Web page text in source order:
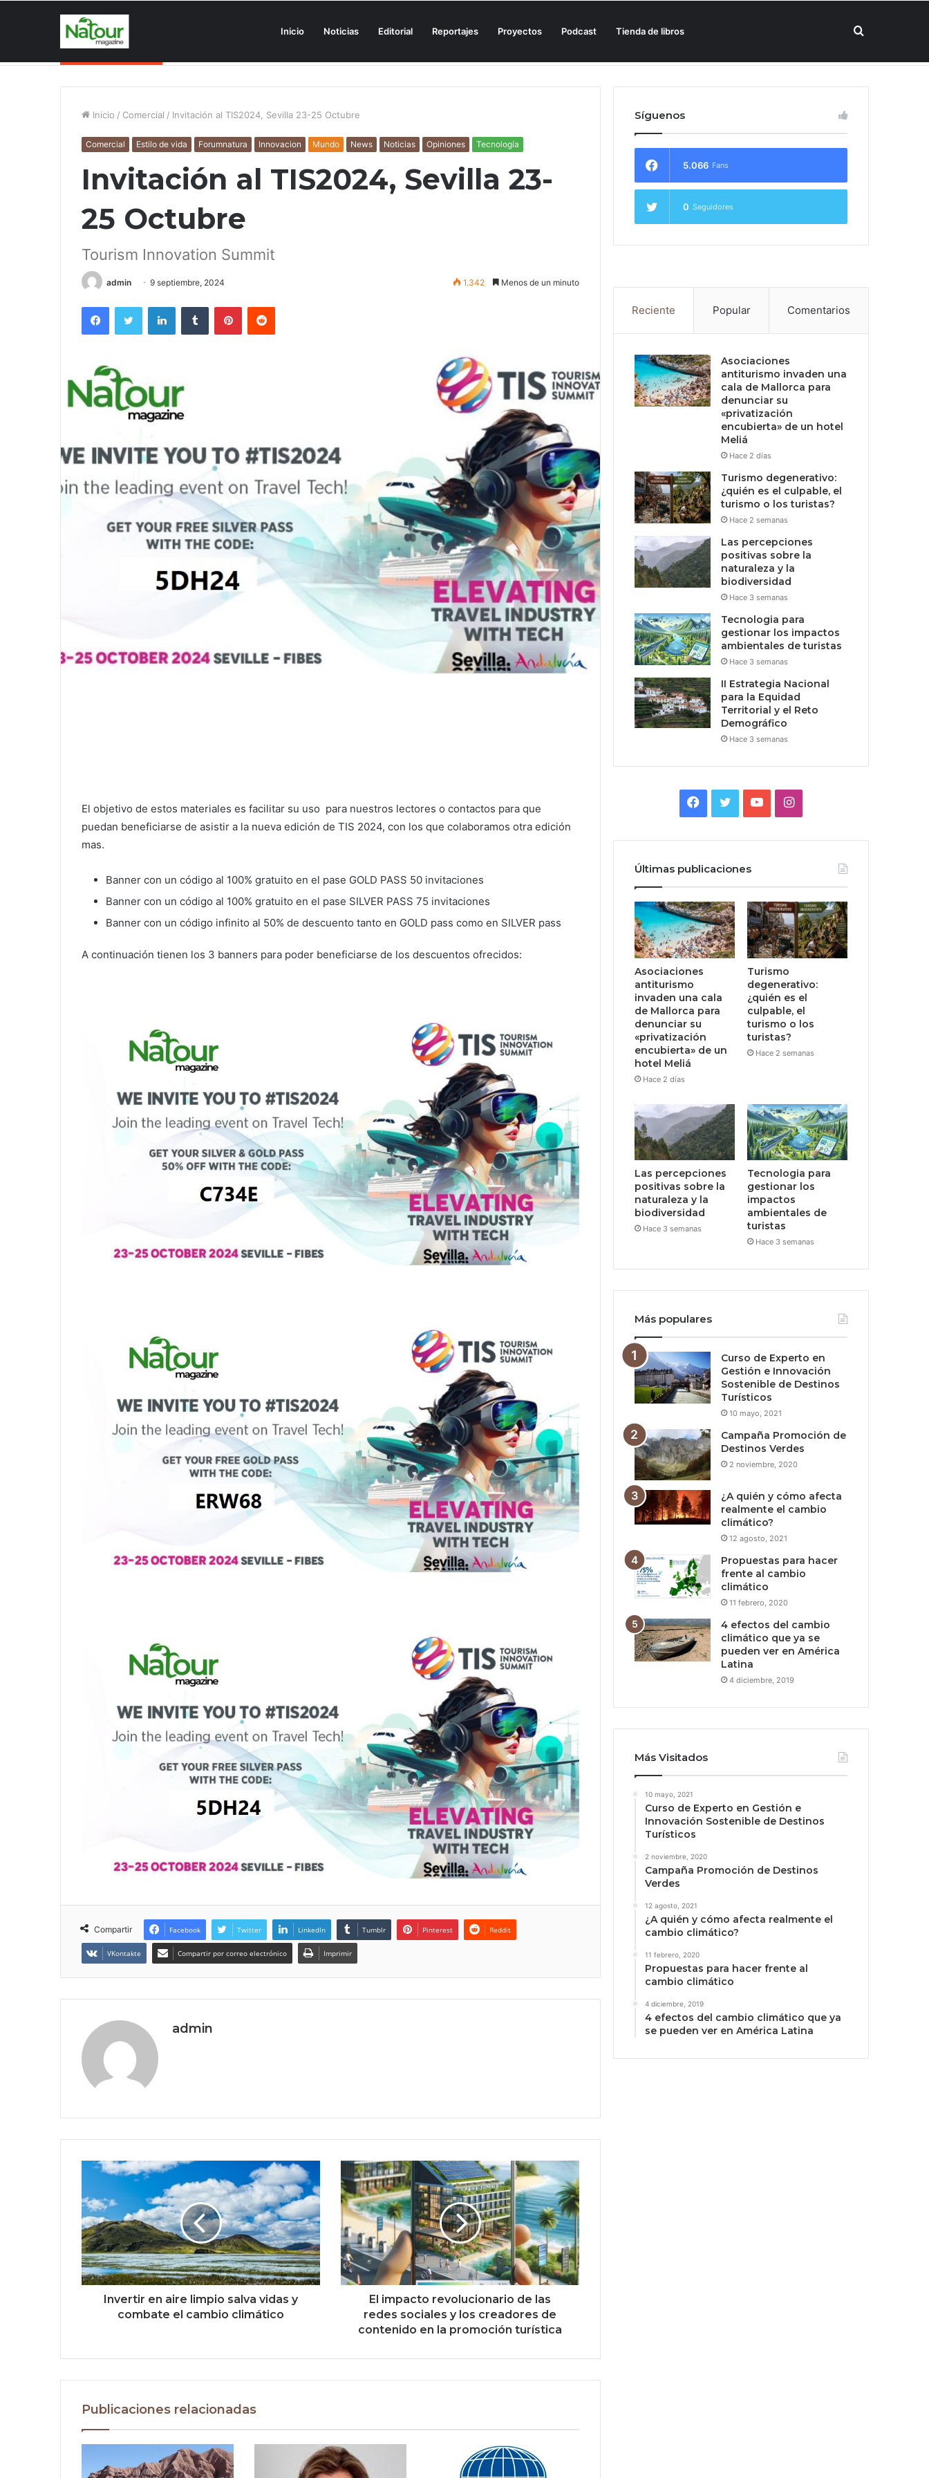
Inicio Noticias Editorial Reportajes Proyectos Podcast Tienda de libros Buscar
Inicio / Comercial / Invitación al TIS2024, Sevilla 23-25 Octubre
Comercial Estilo de vida Forumnatura Innovacion Mundo News Noticias Opiniones Tecnología
Invitación al TIS2024, Sevilla 23-
25 Octubre
Tourism Innovation Summit
admin 9 septiembre, 2024 1.342 Menos de un minuto
FacebookTwitter LinkedInTumblr PinterestReddit
El objetivo de estos materiales es facilitar su uso para nuestros lectores o contactos para que
puedan beneficiarse de asistir a la nueva edición de TIS 2024, con los que colaboramos otra edición
mas.
Banner con un código al 100% gratuito en el pase GOLD PASS 50 invitaciones
Banner con un código al 100% gratuito en el pase SILVER PASS 75 invitaciones
Banner con un código infinito al 50% de descuento tanto en GOLD pass como en SILVER pass
A continuación tienen los 3 banners para poder beneficiarse de los descuentos ofrecidos:
Compartir Facebook Twitter LinkedIn Tumblr Pinterest Reddit
VKontakte Compartir por correo electrónico Imprimir
admin
Invertir en aire limpio salva vidas y
combate el cambio climático
El impacto revolucionario de las
redes sociales y los creadores de
contenido en la promoción turística
Publicaciones relacionadas
Síguenos
5.066 Fans
0 Seguidores
Reciente Popular Comentarios
Asociaciones
antiturismo invaden una
cala de Mallorca para
denunciar su
«privatización
encubierta» de un hotel
Meliá
Hace 2 días
Turismo degenerativo:
¿quién es el culpable, el
turismo o los turistas?
Hace 2 semanas
Las percepciones
positivas sobre la
naturaleza y la
biodiversidad
Hace 3 semanas
Tecnologia para
gestionar los impactos
ambientales de turistas
Hace 3 semanas
II Estrategia Nacional
para la Equidad
Territorial y el Reto
Demográfico
Hace 3 semanas
Facebook
TwitterYouTubeInstagram
Últimas publicaciones
Asociaciones
antiturismo
invaden una cala
de Mallorca para
denunciar su
«privatización
encubierta» de un
hotel Meliá
Hace 2 días
Turismo
degenerativo:
¿quién es el
culpable, el
turismo o los
turistas?
Hace 2 semanas
Las percepciones
positivas sobre la
naturaleza y la
biodiversidad
Hace 3 semanas
Tecnologia para
gestionar los
impactos
ambientales de
turistas
Hace 3 semanas
Más populares
Curso de Experto en
Gestión e Innovación
Sostenible de Destinos
Turísticos
10 mayo, 2021
Campaña Promoción de
Destinos Verdes
2 noviembre, 2020
¿A quién y cómo afecta
realmente el cambio
climático?
12 agosto, 2021
Propuestas para hacer
frente al cambio
climático
11 febrero, 2020
4 efectos del cambio
climático que ya se
pueden ver en América
Latina
4 diciembre, 2019
Más Visitados
10 mayo, 2021
Curso de Experto en Gestión e
Innovación Sostenible de Destinos
Turísticos
2 noviembre, 2020
Campaña Promoción de Destinos
Verdes
12 agosto, 2021
¿A quién y cómo afecta realmente el
cambio climático?
11 febrero, 2020
Propuestas para hacer frente al
cambio climático
4 diciembre, 2019
4 efectos del cambio climático que ya
se pueden ver en América Latina